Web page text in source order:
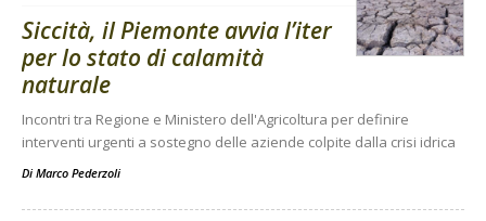
Siccità, il Piemonte avvia l’iter
per lo stato di calamità
naturale
Incontri tra Regione e Ministero dell'Agricoltura per definire
interventi urgenti a sostegno delle aziende colpite dalla crisi idrica
Di Marco Pederzoli